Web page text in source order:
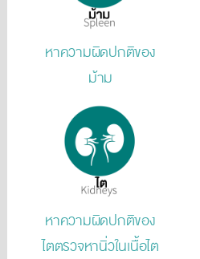
หาความผิดปกติของ
ม้าม
หาความผิดปกติของ
ไตตรวจหานิ่วในเนื้อไต